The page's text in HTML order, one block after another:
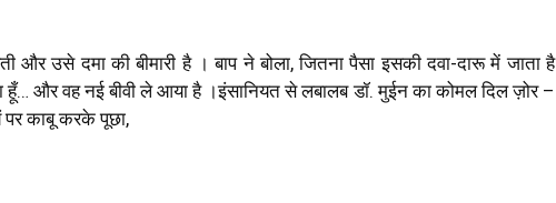
और उसे दमा की बीमारी है । बाप ने बोला, जितना पैसा इसकी दवा-दारू में जाता है
और वह नई बीवी ले आया है ।इंसानियत से लबालब डॉ. मुईन का कोमल दिल ज़ोर –
काबू करके पूछा,